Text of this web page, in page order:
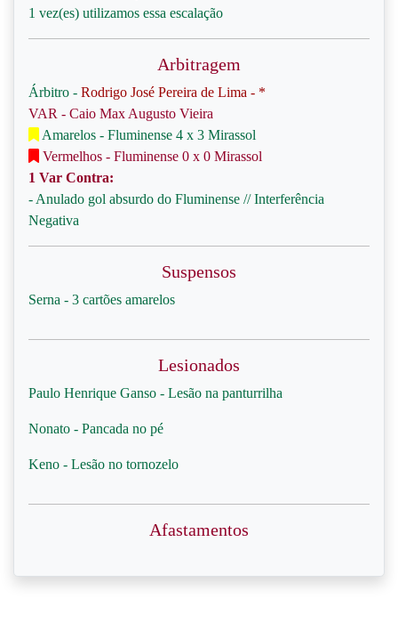
1 vez(es) utilizamos essa escalação
Arbitragem
Árbitro - Rodrigo José Pereira de Lima - *
VAR - Caio Max Augusto Vieira
Amarelos - Fluminense 4 x 3 Mirassol
Vermelhos - Fluminense 0 x 0 Mirassol
1 Var Contra:
- Anulado gol absurdo do Fluminense // Interferência
Negativa
Suspensos
Serna - 3 cartões amarelos
Lesionados
Paulo Henrique Ganso - Lesão na panturrilha
Nonato - Pancada no pé
Keno - Lesão no tornozelo
Afastamentos